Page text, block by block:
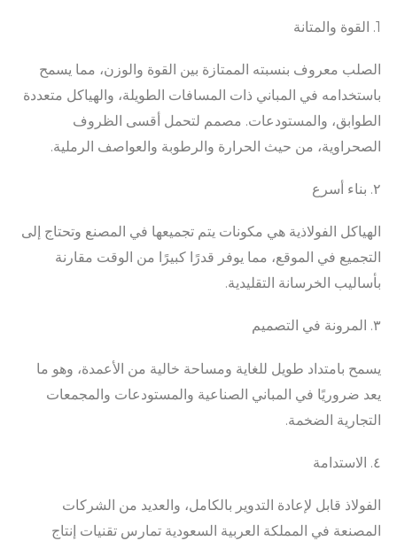
1. القوة والمتانة
الصلب معروف بنسبته الممتازة بين القوة والوزن، مما يسمح
باستخدامه في المباني ذات المسافات الطويلة، والهياكل متعددة
الطوابق، والمستودعات. مصمم لتحمل أقسى الظروف
الصحراوية، من حيث الحرارة والرطوبة والعواصف الرملية.
٢. بناء أسرع
الهياكل الفولاذية هي مكونات يتم تجميعها في المصنع وتحتاج إلى
التجميع في الموقع، مما يوفر قدرًا كبيرًا من الوقت مقارنة
بأساليب الخرسانة التقليدية.
٣. المرونة في التصميم
يسمح بامتداد طويل للغاية ومساحة خالية من الأعمدة، وهو ما
يعد ضروريًا في المباني الصناعية والمستودعات والمجمعات
التجارية الضخمة.
٤. الاستدامة
الفولاذ قابل لإعادة التدوير بالكامل، والعديد من الشركات
المصنعة في المملكة العربية السعودية تمارس تقنيات إنتاج